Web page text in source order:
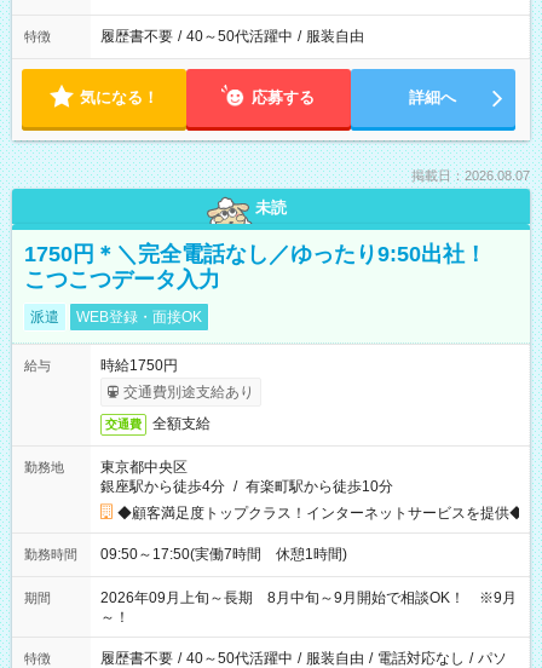
特徴 履歴書不要 / 40～50代活躍中 / 服装自由
気になる！ 応募する 詳細へ
掲載日：2026.08.07
未読
1750円＊＼完全電話なし／ゆったり9:50出社！
こつこつデータ入力
派遣 WEB登録・面接OK
給与
時給1750円
交通費別途支給あり
交通費 全額支給
勤務地
東京都中央区
銀座駅から徒歩4分 / 有楽町駅から徒歩10分
◆顧客満足度トップクラス！インターネットサービスを提供◆
勤務時間 09:50～17:50(実働7時間 休憩1時間)
期間
2026年09月上旬～長期 8月中旬～9月開始で相談OK！ ※9月
～！
特徴 履歴書不要 / 40～50代活躍中 / 服装自由 / 電話対応なし / パソ